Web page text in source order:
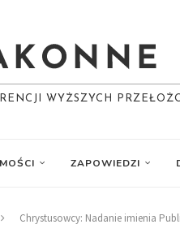
WYŻSZYCH
ZAPOWIEDZI
Chrystusowcy: Nadanie imienia